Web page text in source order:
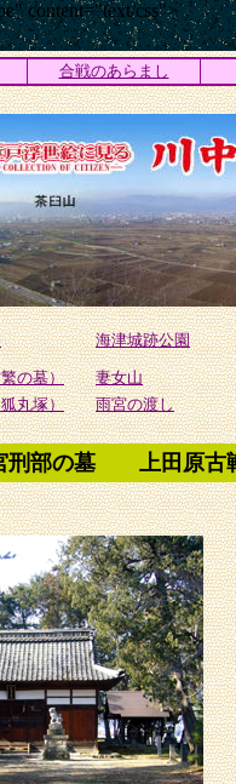
content="text/css">
合戦のあらまし
海津城跡公園
の墓）
妻女山
丸塚）
雨宮の渡し
刑部の墓 上田原古